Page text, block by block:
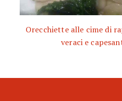
Orecchiette alle cime di
veraci e